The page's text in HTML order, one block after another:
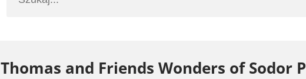
Thomas and Friends Wonders of Sodor